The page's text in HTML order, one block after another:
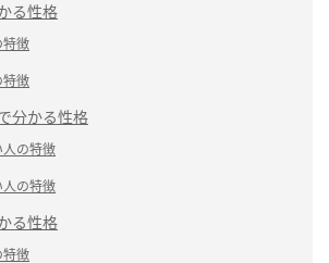
る性格
特徴
特徴
分かる性格
の特徴
の特徴
る性格
特徴